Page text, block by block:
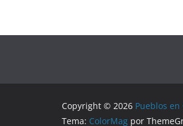
Copyright © 2026 Pueblos en
Tema: ColorMag por